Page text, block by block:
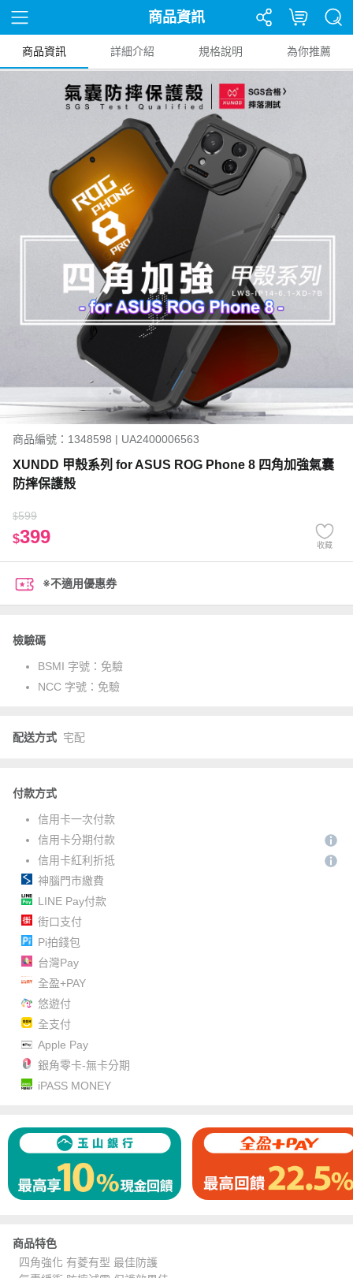
商品資訊
商品資訊 詳細介紹 規格說明 為你推薦
商品編號：1348598 | UA2400006563
XUNDD 甲殼系列 for ASUS ROG Phone 8 四角加強氣囊
防摔保護殼
$599
$399 收藏
※不適用優惠券
檢驗碼
BSMI 字號： 免驗
NCC 字號： 免驗
配送方式 宅配
付款方式
信用卡一次付款
信用卡分期付款
信用卡紅利折抵
神腦門市繳費
LINE Pay付款
街口支付
Pi拍錢包
台灣Pay
全盈+PAY
悠遊付
全支付
Apple Pay
銀角零卡-無卡分期
iPASS MONEY
商品特色
四角強化 有菱有型 最佳防護